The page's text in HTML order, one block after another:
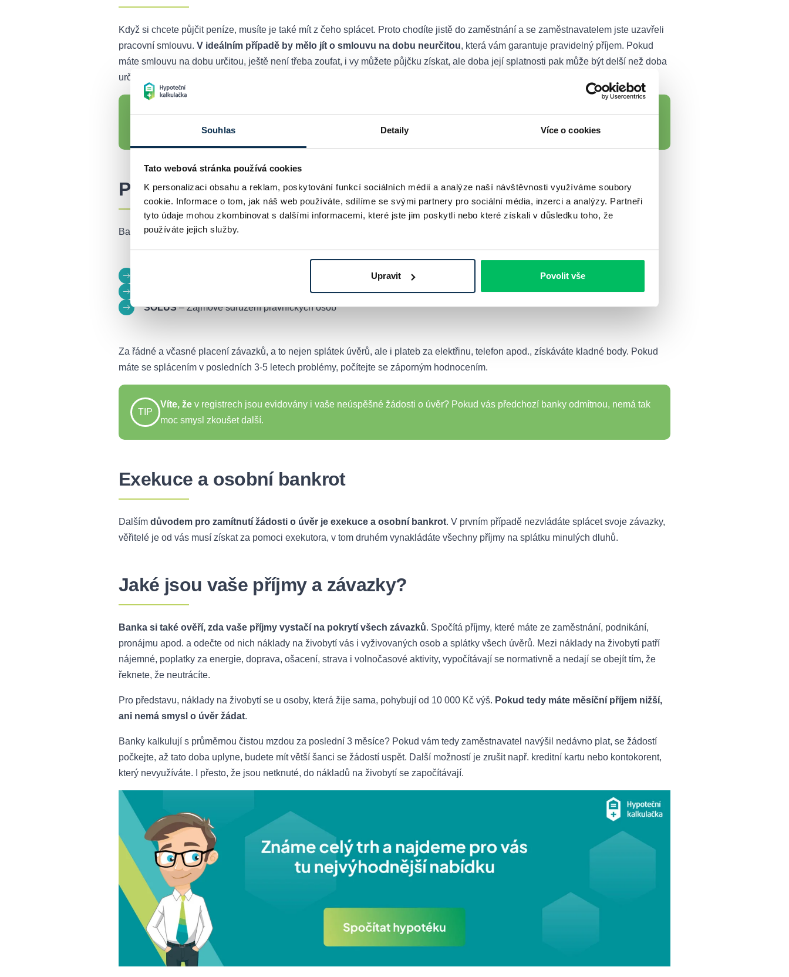
Souhlas Detaily Více o cookies
Tato webová stránka používá cookies
K personalizaci obsahu a reklam, poskytování funkcí sociálních médií a analýze naší návštěvnosti využíváme soubory
cookie. Informace o tom, jak náš web používáte, sdílíme se svými partnery pro sociální média, inzerci a analýzy. Partneři
tyto údaje mohou zkombinovat s dalšími informacemi, které jste jim poskytli nebo které získali v důsledku toho, že
používáte jejich služby.
Upravit Povolit vše
Když si chcete půjčit peníze, musíte je také mít z čeho splácet. Proto chodíte jistě do zaměstnání a se zaměstnavatelem jste uzavřeli
pracovní smlouvu. V ideálním případě by mělo jít o smlouvu na dobu neurčitou, která vám garantuje pravidelný příjem. Pokud
máte smlouvu na dobu určitou, ještě není třeba zoufat, i vy můžete půjčku získat, ale doba její splatnosti pak může být delší než doba
určitá ve vaší smlouvě.
Víte, žeabyste získali půjčku, nesmíte být ve výpovědní lhůtěani zkušební době? U osob ve zkušební době hrozí, že ze
dne na den přijdou o příjem, u osob ve výpovědi následuje zkušební doba v novém zaměstnání.
Pozor na záznam v registrech dlužníků
Banka se při žádosti o úvěr zajímá i o vaši platební morálku, kterou si ověří v registrech:
, tedy Nebankovní registr klientských informací.
SOLUS– Zájmové sdružení právnických osob
Za řádné a včasné placení závazků, a to nejen splátek úvěrů, ale i plateb za elektřinu, telefon apod., získáváte kladné body. Pokud
máte se splácením v posledních 3-5 letech problémy, počítejte se záporným hodnocením.
TIP
Víte, že v registrech jsou evidovány i vaše neúspěšné žádosti o úvěr? Pokud vás předchozí banky odmítnou, nemá tak
moc smysl zkoušet další.
Exekuce a osobní bankrot
Dalším důvodem pro zamítnutí žádosti o úvěr je exekuce a osobní bankrot. V prvním případě nezvládáte splácet svoje závazky,
věřitelé je od vás musí získat za pomoci exekutora, v tom druhém vynakládáte všechny příjmy na splátku minulých dluhů.
Jaké jsou vaše příjmy a závazky?
Banka si také ověří, zda vaše příjmy vystačí na pokrytí všech závazků. Spočítá příjmy, které máte ze zaměstnání, podnikání,
pronájmu apod. a odečte od nich náklady na živobytí vás i vyživovaných osob a splátky všech úvěrů. Mezi náklady na živobytí patří
nájemné, poplatky za energie, doprava, ošacení, strava i volnočasové aktivity, vypočítávají se normativně a nedají se obejít tím, že
řeknete, že neutrácíte.
Pro představu, náklady na živobytí se u osoby, která žije sama, pohybují od 10 000 Kč výš. Pokud tedy máte měsíční příjem nižší,
ani nemá smysl o úvěr žádat.
Banky kalkulují s průměrnou čistou mzdou za poslední 3 měsíce? Pokud vám tedy zaměstnavatel navýšil nedávno plat, se žádostí
počkejte, až tato doba uplyne, budete mít větší šanci se žádostí uspět. Další možností je zrušit např. kreditní kartu nebo kontokorent,
který nevyužíváte. I přesto, že jsou netknuté, do nákladů na živobytí se započítávají.